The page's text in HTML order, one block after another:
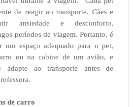
de reagir ao transporte. Cães e
ansiedade e desconforto,
períodos de viagem. Portanto, é
um espaço adequado para o pet,
ou na cabine de um avião, e
ao transporte antes de
de carro